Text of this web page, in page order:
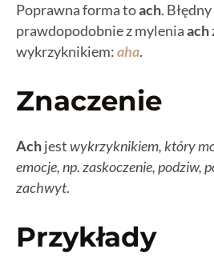
Poprawna forma toach.
prawdopodobnie z myleniaach
wykrzyknikiem:aha.
Znaczenie
Achjestwykrzyknikiem, który
emocje, np. zaskoczenie, podziw,
zachwyt.
Przykłady